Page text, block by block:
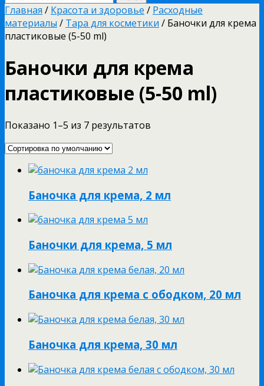
Главная / Красота и здоровье / Расходные
материалы / Тара для косметики / Баночки для крема
пластиковые (5-50 ml)
Баночки для крема
пластиковые (5-50 ml)
Показано 1–5 из 7 результатов
Баночка для крема, 2 мл
Баночки для крема, 5 мл
Баночка для крема с ободком, 20 мл
Баночка для крема, 30 мл